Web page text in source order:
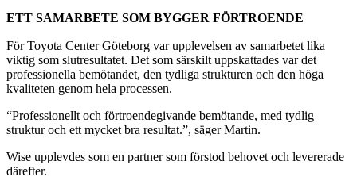
ETT SAMARBETE SOM BYGGER FÖRTROENDE
För Toyota Center Göteborg var upplevelsen av samarbetet lika
viktig som slutresultatet. Det som särskilt uppskattades var det
professionella bemötandet, den tydliga strukturen och den höga
kvaliteten genom hela processen.
“Professionellt och förtroendegivande bemötande, med tydlig
struktur och ett mycket bra resultat.”, säger Martin.
Wise upplevdes som en partner som förstod behovet och levererade
därefter.